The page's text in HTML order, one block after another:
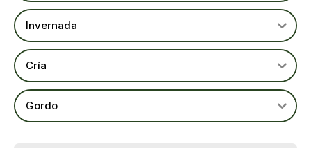
Invernada
Cría
Gordo